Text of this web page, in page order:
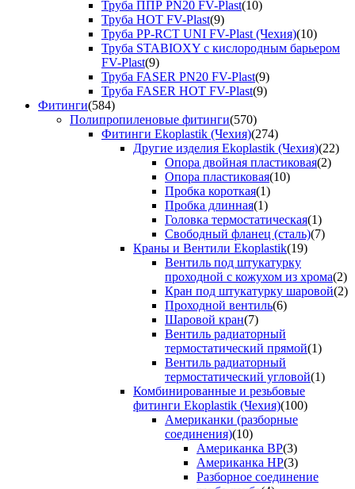
Труба ППР PN20 FV-Plast(10)
Труба HOT FV-Plast(9)
Труба PP-RCT UNI FV-Plast (Чехия)(10)
Труба STABIOXY с кислородным барьером
FV-Plast(9)
Труба FASER PN20 FV-Plast(9)
Труба FASER HOT FV-Plast(9)
Фитинги(584)
Полипропиленовые фитинги(570)
Фитинги Ekoplastik (Чехия)(274)
Другие изделия Ekoplastik (Чехия)(22)
Опора двойная пластиковая(2)
Опора пластиковая(10)
Пробка короткая(1)
Пробка длинная(1)
Головка термостатическая(1)
Свободный фланец (сталь)(7)
Краны и Вентили Ekoplastik(19)
Вентиль под штукатурку
проходной с кожухом из хрома(2)
Кран под штукатурку шаровой(2)
Проходной вентиль(6)
Шаровой кран(7)
Вентиль радиаторный
термостатический прямой(1)
Вентиль радиаторный
термостатический угловой(1)
Комбинированные и резьбовые
фитинги Ekoplastik (Чехия)(100)
Американки (разборные
соединения)(10)
Американка ВР(3)
Американка НР(3)
Разборное соединение